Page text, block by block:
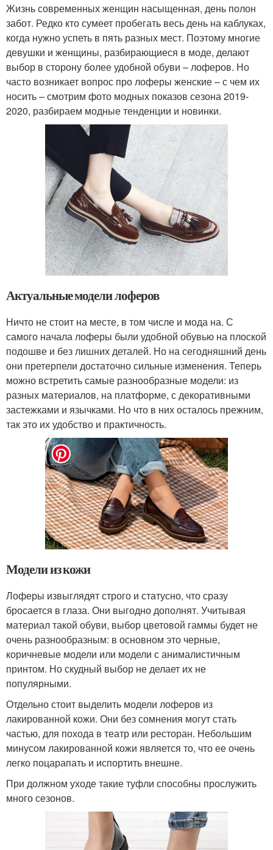
Жизнь современных женщин насыщенная, день полон
забот. Редко кто сумеет пробегать весь день на каблуках,
когда нужно успеть в пять разных мест. Поэтому многие
девушки и женщины, разбирающиеся в моде, делают
выбор в сторону более удобной обуви – лоферов. Но
часто возникает вопрос про лоферы женские – с чем их
носить – смотрим фото модных показов сезона 2019-
2020, разбираем модные тенденции и новинки.
Актуальные модели лоферов
Ничто не стоит на месте, в том числе и мода на. С
самого начала лоферы были удобной обувью на плоской
подошве и без лишних деталей. Но на сегодняшний день
они претерпели достаточно сильные изменения. Теперь
можно встретить самые разнообразные модели: из
разных материалов, на платформе, с декоративными
застежками и язычками. Но что в них осталось прежним,
так это их удобство и практичность.
Модели из кожи
Лоферы извыглядят строго и статусно, что сразу
бросается в глаза. Они выгодно дополнят. Учитывая
материал такой обуви, выбор цветовой гаммы будет не
очень разнообразным: в основном это черные,
коричневые модели или модели с анималистичным
принтом. Но скудный выбор не делает их не
популярными.
Отдельно стоит выделить модели лоферов из
лакированной кожи. Они без сомнения могут стать
частью, для похода в театр или ресторан. Небольшим
минусом лакированной кожи является то, что ее очень
легко поцарапать и испортить внешне.
При должном уходе такие туфли способны прослужить
много сезонов.